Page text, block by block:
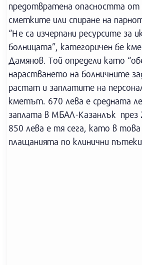
предотвратена опасността от
сметките или спиране на
“Не са изчерпани ресурсите за
болницата”, категоричен бе
Дамянов. Той определи като
нарастването на болничните
растат и заплатите на
кметът. 670 лева е средната
заплата в МБАЛ-Казанлък през
850 лева е тя сега, като в това
плащанията по клинични